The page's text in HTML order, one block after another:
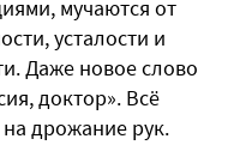
мучаются от
усталости и
Даже новое слово
доктор». Всё
дрожание рук.